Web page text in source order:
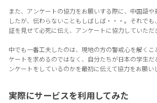
また、アンケートの協力をお願いする際に、中国語や
したが、伝わらないこともしばしば・・・。それで
証を見せて必死に伝え、アンケートに協力していただ
中でも一番工夫したのは、現地の方の警戒心を解くこ
ケートを求めるのではなく、自分たちが日本の学生だ
ンケートをしているのかを最初に伝えて協力をお願い
実際にサービスを利用してみた